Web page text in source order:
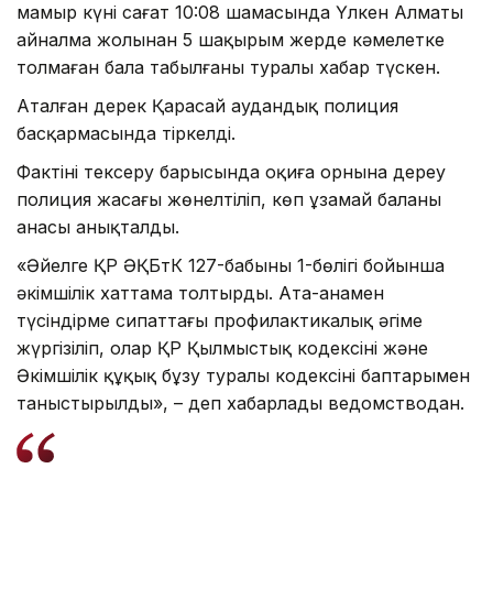
мамыр күні сағат 10:08 шамасында Үлкен Алматы
айналма жолынан 5 шақырым жерде кәмелетке
толмаған бала табылғаны туралы хабар түскен.
Аталған дерек Қарасай аудандық полиция
басқармасында тіркелді.
Фактіні тексеру барысында оқиға орнына дереу
полиция жасағы жөнелтіліп, көп ұзамай баланың
анасы анықталды.
«Әйелге ҚР ӘҚБтК 127-бабының 1-бөлігі бойынша
әкімшілік хаттама толтырды. Ата-анамен
түсіндірме сипаттағы профилактикалық әңгіме
жүргізіліп, олар ҚР Қылмыстық кодексінің және
Әкімшілік құқық бұзу туралы кодексінің баптарымен
таныстырылды», – деп хабарлады ведомстводан.